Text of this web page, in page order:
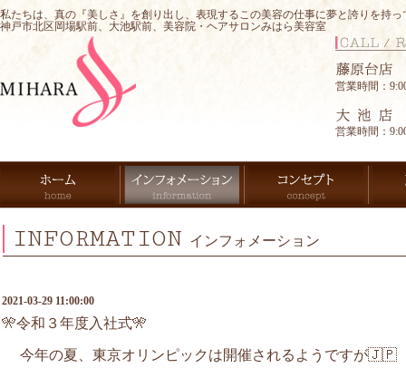
私たちは、真の『美しさ』を創り出し、表現するこの美容の仕事に夢と誇りを持
神戸市北区岡場駅前、大池駅前、美容院・ヘアサロンみはら美容室
営業時間：
営業時間：
INFORMATION インフォメーション
2021-03-29 11:00:00
🎌令和３年度入社式🎌
今年の夏、東京オリンピックは開催されるようですが🇯🇵